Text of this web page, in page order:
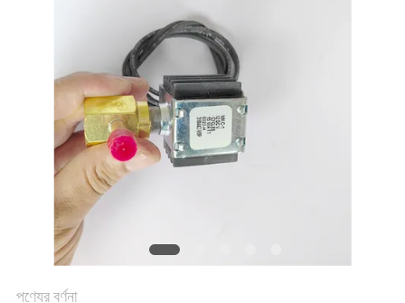
গোপনীয়তা
পণ্যের বর্ণনা